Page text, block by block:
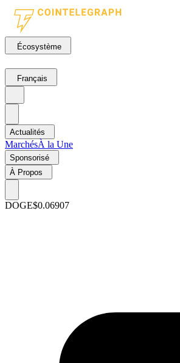
Écosystème
Français
Actualités
MarchésÀ la Une
Sponsorisé
À Propos
DOGE$0.06907